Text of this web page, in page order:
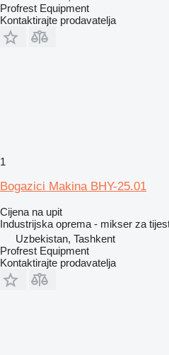
Profrest Equipment
Kontaktirajte prodavatelja
1
Bogazici Makina BHY-25.01
Cijena na upit
Industrijska oprema - mikser za
Uzbekistan, Tashkent
Profrest Equipment
Kontaktirajte prodavatelja